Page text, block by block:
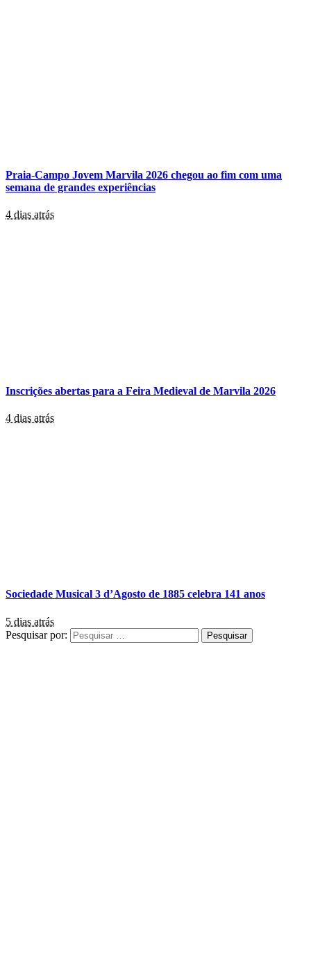
Praia-Campo Jovem Marvila 2026 chegou ao fim com uma
semana de grandes experiências
4 dias atrás
Inscrições abertas para a Feira Medieval de Marvila 2026
4 dias atrás
Sociedade Musical 3 d’Agosto de 1885 celebra 141 anos
5 dias atrás
Pesquisar por: